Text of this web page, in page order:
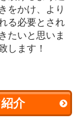
をかけ、より
る必要とされ
たいと思いま
します！
介